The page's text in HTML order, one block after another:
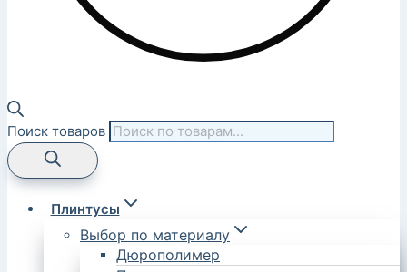
Поиск товаров
Плинтусы
Выбор по материалу
Дюрополимер